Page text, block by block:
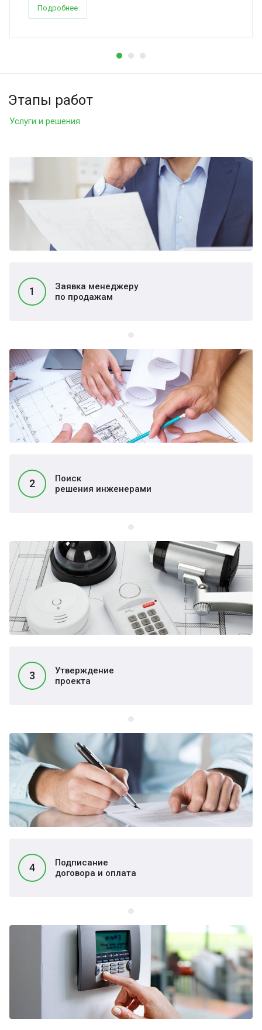
Подробнее
Услуги и решения
Этапы работ
1
Заявка менеджеру
по продажам
2
Поиск
решения инженерами
3
Утверждение
проекта
4
Подписание
договора и оплата